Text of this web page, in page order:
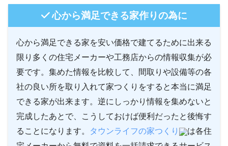
心から満足できる家作りの為に
心から満足できる家を安い価格で建てるために出来る
限り多くの住宅メーカーや工務店からの情報収集が必
要です。集めた情報を比較して、間取りや設備等の各
社の良い所を取り入れて家つくりをすると本当に満足
できる家が出来ます。逆にしっかり情報を集めないと
完成したあとで、こうしておけば便利だったと後悔す
ることになります。
タウンライフの家つくり
は各住